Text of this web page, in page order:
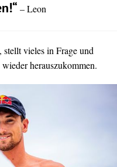
– Leon
stellt vieles in Frage und
herauszukommen.